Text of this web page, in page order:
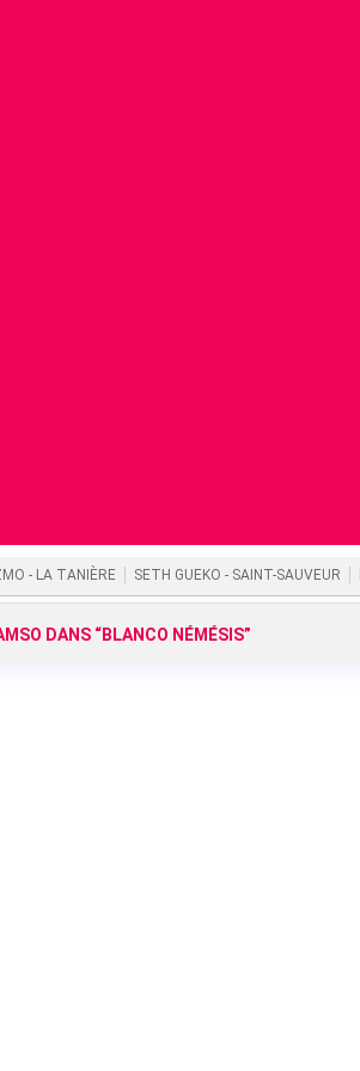
- LA TANIÈRE SETH GUEKO - SAINT-SAUVEUR
DANS “BLANCO NÉMÉSIS”